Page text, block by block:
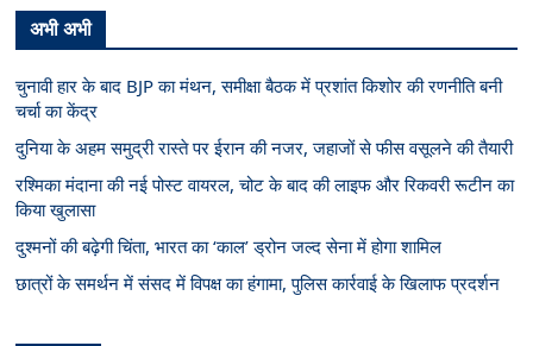
अभी अभी
चुनावी हार के बाद BJP का मंथन, समीक्षा बैठक में प्रशांत किशोर की रणनीति बनी
चर्चा का केंद्र
दुनिया के अहम समुद्री रास्ते पर ईरान की नजर, जहाजों से फीस वसूलने की तैयारी
रश्मिका मंदाना की नई पोस्ट वायरल, चोट के बाद की लाइफ और रिकवरी रूटीन का
किया खुलासा
दुश्मनों की बढ़ेगी चिंता, भारत का ‘काल’ ड्रोन जल्द सेना में होगा शामिल
छात्रों के समर्थन में संसद में विपक्ष का हंगामा, पुलिस कार्रवाई के खिलाफ प्रदर्शन